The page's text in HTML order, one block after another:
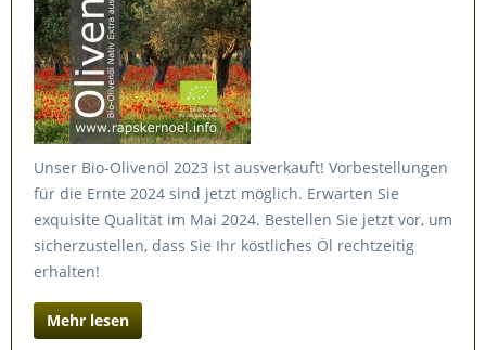
Unser Bio-Olivenöl 2023 ist ausverkauft! Vorbestellungen
für die Ernte 2024 sind jetzt möglich. Erwarten Sie
exquisite Qualität im Mai 2024. Bestellen Sie jetzt vor, um
sicherzustellen, dass Sie Ihr köstliches Öl rechtzeitig
erhalten!
Mehr lesen